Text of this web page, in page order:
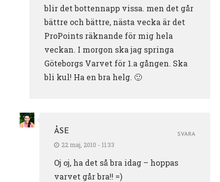
blir det bottennapp vissa. men det går
bättre och bättre, nästa vecka är det
ProPoints räknande för mig hela
veckan. I morgon ska jag springa
Göteborgs Varvet för 1.a gången. Ska
bli kul! Ha en bra helg. 🙂
ÅSE
22 maj, 2010 - 11:33
Oj oj, ha det så bra idag – hoppas
varvet går bra!! =)
SVARA